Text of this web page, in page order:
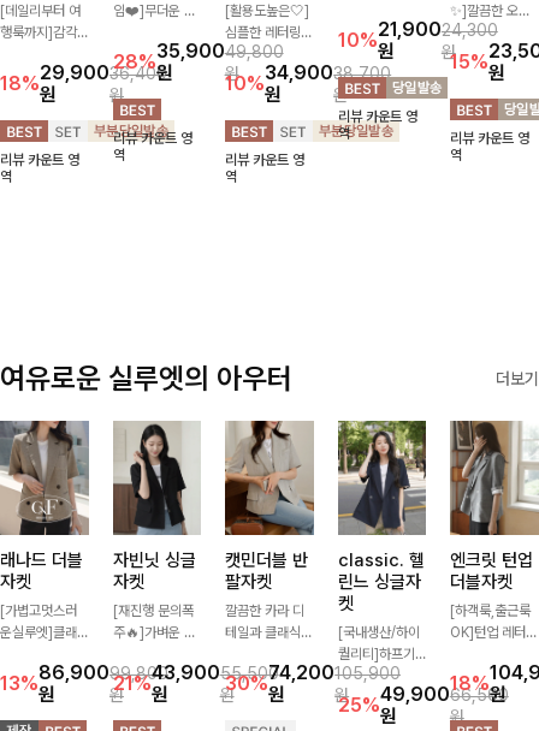
[데일리부터 여
행룩까지]감각
셔츠와 플레어
핏 반바지가 함
께 구성된 세트
아이템으로, 편
안하면서도 캐주
얼한 꾸안꾸룩을
18%29,900
원
36,400
원
리뷰 카운트 영
역
임❤️]무더운 여
낭만같은 티셔츠
소재감에서 주는
포인트와 금장으
로 고급스러움도
놓치지 말아요♥
28%35,900
원
49,800
원
리뷰 카운트 영
역
[활용도높은🤍]
심플한 레터링
포인트의 반팔
티셔츠와 여유롭
게 떨어지는 반
바지 조합으로
꾸안꾸 무드 제
대로 살려주는
트레이닝 세트
10%34,900
원
38,700
원
리뷰 카운트 영
역
럴한 플라워 프
린팅이 포인트가
되어 하나만으로
도 감성 있는 스
타일을 완성해드
리는 티셔츠-🌼
10%21,900
원
24,300
원
리뷰 카운트 영
역
✨]깔끔한 오픈
카라넥과 조화로
운 배색이 들어
간 스트라이프
패턴으로 단정하
고 캐주얼한 무
드를 선사하는
반팔 티셔츠에
15%원
리뷰 카운트 영
역
여유로운 실루엣의 아우터 더보기
래나드 더블
자켓
[가볍고멋스러
운실루엣]클래
하게 걸치기 좋
은 반팔 자켓-자
주 입게 될 깔끔
13%86,900
원
99,800
원
자빈닛 싱글
자켓
[재진행 문의폭
주🔥]가벼운 소
기만 해도 캐주
얼한 무드를 만
들어주며 반팔
21%43,900
원
55,500
원
캣민더블 반
팔자켓
깔끔한 카라 디
테일과 클래식한
인으로 세련된
무드를 완성한
30%74,200
원
105,900
원
classic. 헬
린느 싱글자
켓
[국내생산/하이
퀄리티]하프기
장의 부담스럽지
않은 기장으로
클래식이 주는
25%49,900
원
66,500
원
엔크릿 턴업
더블자켓
[하객룩,출근룩
OK]턴업 레터링
있게 완성된 썸
머 자켓, 더블버
튼 디자인으로
18%원